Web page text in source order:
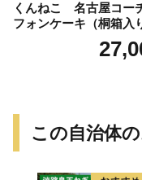
くんねこ 名古屋コー
フォンケーキ（桐箱入
この自治体